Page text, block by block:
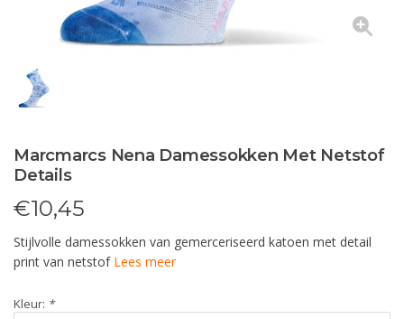
Marcmarcs Nena Damessokken Met Netstof
Details
€10,45
Stijlvolle damessokken van gemerceriseerd katoen met detail
print van netstof Lees meer
Kleur: *